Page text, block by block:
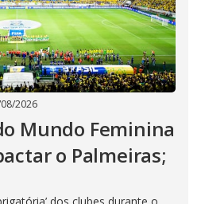
2026
Mundo Feminina
o Palmeiras;